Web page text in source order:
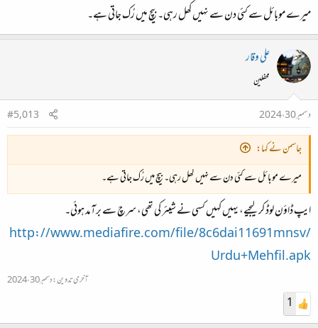
میرے موبائل سے کئی دن سے نہیں کھل رہی۔ بیچ میں رُک جاتی ہے۔
علی وقار
محفلین
دسمبر 30، 2024
#5,013
جاسمن نے کہا:
میرے موبائل سے کئی دن سے نہیں کھل رہی۔ بیچ میں رُک جاتی ہے۔
ایپ ڈاؤن لوڈ کر لیجیے، یہیں کہیں کسی نے شیئر کی تھی، سرچ سے برآمد ہوئی۔
http://www.mediafire.com/file/8c6dai11691mnsv/
Urdu+Mehfil.apk
آخری تدوین:دسمبر 30، 2024
1